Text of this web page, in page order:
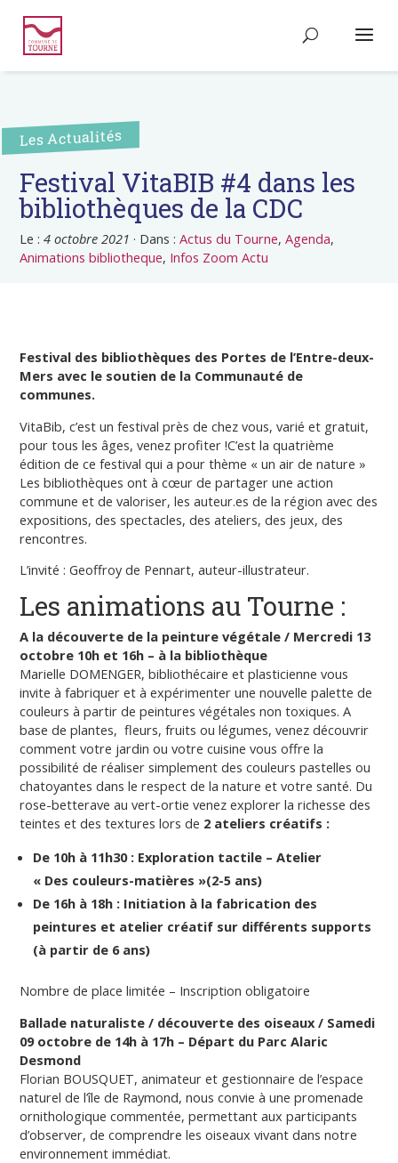
Les Actualités
Festival VitaBIB #4 dans les
bibliothèques de la CDC
Le :4 octobre 2021 · Dans :Actus du Tourne,Agenda,
Animations bibliotheque, Infos Zoom Actu
Festival des bibliothèques des Portes de l’Entre-deux-
Mers avec le soutien de la Communauté de
communes.
VitaBib, c’est un festival près de chez vous, varié et gratuit,
pour tous les âges, venez profiter !C’est la quatrième
édition de ce festival qui a pour thème « un air de nature »
Les bibliothèques ont à cœur de partager une action
commune et de valoriser, les auteur.es de la région avec des
expositions, des spectacles, des ateliers, des jeux, des
rencontres.
L’invité : Geoffroy de Pennart, auteur-illustrateur.
Les animations au Tourne :
A la découverte de la peinture végétale / Mercredi 13
octobre 10h et 16h – à la bibliothèque
Marielle DOMENGER, bibliothécaire et plasticienne vous
invite à fabriquer et à expérimenter une nouvelle palette de
couleurs à partir de peintures végétales non toxiques. A
base de plantes, fleurs, fruits ou légumes, venez découvrir
comment votre jardin ou votre cuisine vous offre la
possibilité de réaliser simplement des couleurs pastelles ou
chatoyantes dans le respect de la nature et votre santé. Du
rose-betterave au vert-ortie venez explorer la richesse des
teintes et des textures lors de 2 ateliers créatifs :
De 10h à 11h30 : Exploration tactile – Atelier
« Des couleurs-matières »(2-5 ans)
De 16h à 18h : Initiation à la fabrication des
peintures et atelier créatif sur différents supports
(à partir de 6 ans)
Nombre de place limitée – Inscription obligatoire
Ballade naturaliste / découverte des oiseaux / Samedi
09 octobre de 14h à 17h – Départ du Parc Alaric
Desmond
Florian BOUSQUET, animateur et gestionnaire de l’espace
naturel de l’île de Raymond, nous convie à une promenade
ornithologique commentée, permettant aux participants
d’observer, de comprendre les oiseaux vivant dans notre
environnement immédiat.